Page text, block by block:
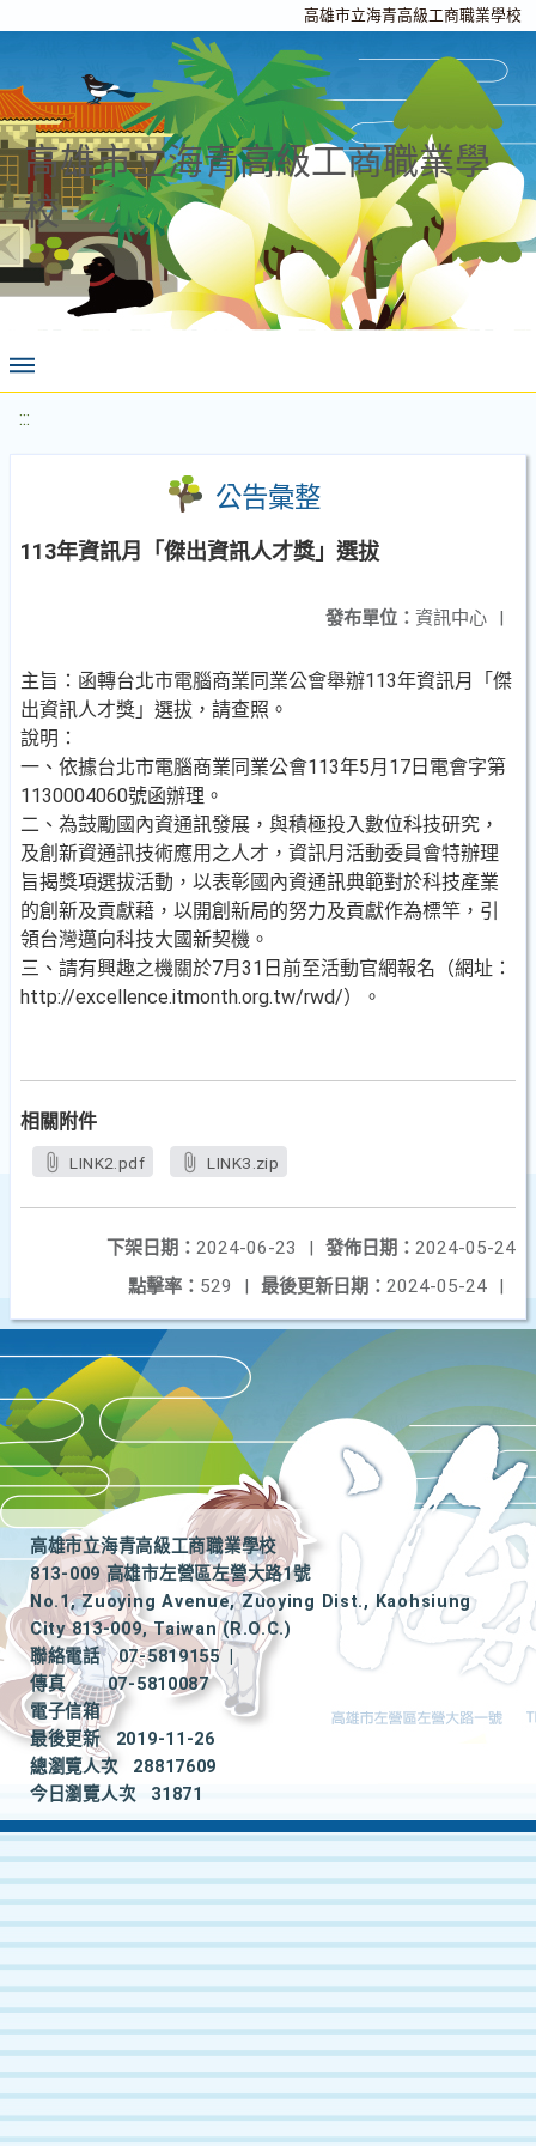
高雄市立海青高級工商職業學校
高雄市立海青高級工商職業學
校
:::
公告彙整
113年資訊月「傑出資訊人才獎」選拔
發布單位： 資訊中心 |
主旨：函轉台北市電腦商業同業公會舉辦113年資訊月「傑
出資訊人才獎」選拔，請查照。
說明：
一、依據台北市電腦商業同業公會113年5月17日電會字第
1130004060號函辦理。
二、為鼓勵國內資通訊發展，與積極投入數位科技研究，
及創新資通訊技術應用之人才，資訊月活動委員會特辦理
旨揭獎項選拔活動，以表彰國內資通訊典範對於科技產業
的創新及貢獻藉，以開創新局的努力及貢獻作為標竿，引
領台灣邁向科技大國新契機。
三、請有興趣之機關於7月31日前至活動官網報名（網址：
http://excellence.itmonth.org.tw/rwd/）。
相關附件
LINK2.pdf LINK3.zip
發佈日期： 2024-05-24
下架日期： 2024-06-23
|
最後更新日期： 2024-05-24 |
點擊率： 529 |
高雄市立海青高級工商職業學校
813-009 高雄市左營區左營大路1號
No.1, Zuoying Avenue, Zuoying Dist., Kaohsiung
City 813-009, Taiwan (R.O.C.)
聯絡電話
07-5819155
|
傳真
07-5810087
電子信箱
最後更新
2019-11-26
總瀏覽人次
28817609
今日瀏覽人次
31871